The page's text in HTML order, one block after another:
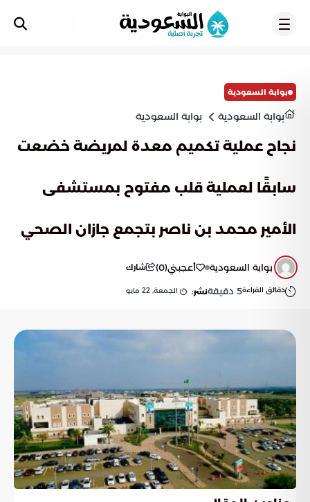
بوابة السعودية
بوابة السعودية بوابة السعودية
نجاح عملية تكميم معدة لمريضة خضعت
سابقًا لعملية قلب مفتوح بمستشفى
الأمير محمد بن ناصر بتجمع جازان الصحي
بوابة السعودية أعجبني(
0
) شارك
دقائق القراءة5 دقيقةنشر: الجمعة, 22 مايو